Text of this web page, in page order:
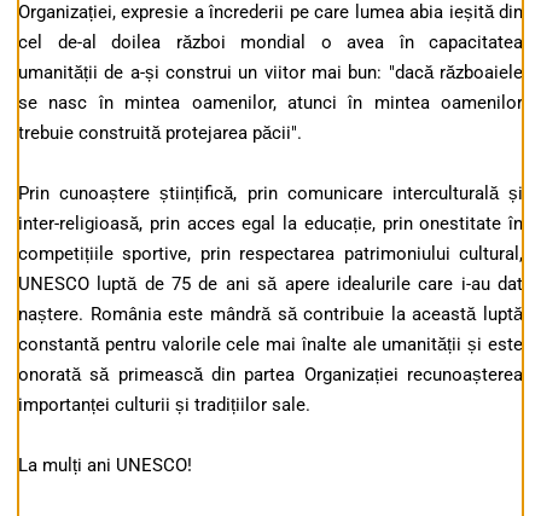
Organizației, expresie a încrederii pe care lumea abia ieșită din
cel de-al doilea război mondial o avea în capacitatea
umanității de a-și construi un viitor mai bun: "dacă războaiele
se nasc în mintea oamenilor, atunci în mintea oamenilor
trebuie construită protejarea păcii".
Prin cunoaștere științifică, prin comunicare interculturală și
inter-religioasă, prin acces egal la educație, prin onestitate în
competițiile sportive, prin respectarea patrimoniului cultural,
UNESCO luptă de 75 de ani să apere idealurile care i-au dat
naștere. România este mândră să contribuie la această luptă
constantă pentru valorile cele mai înalte ale umanității și este
onorată să primească din partea Organizației recunoașterea
importanței culturii și tradițiilor sale.
La mulți ani UNESCO!